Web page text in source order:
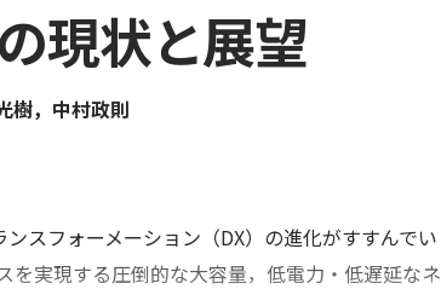
現状と展望
，中村政則
スフォーメーション（DX）の進化がすすんでい
実現する圧倒的な大容量，低電力・低遅延なネ